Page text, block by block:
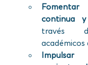
continua y
través
académicos